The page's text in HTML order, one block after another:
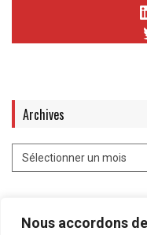
Nous accordons
Archives